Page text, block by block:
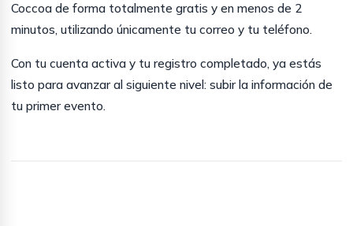
Coccoa de forma totalmente gratis y en menos de 2
minutos, utilizando únicamente tu correo y tu teléfono.
Con tu cuenta activa y tu registro completado, ya estás
listo para avanzar al siguiente nivel: subir la información de
tu primer evento.